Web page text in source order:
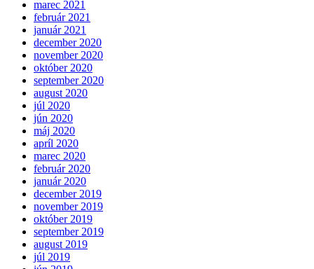
marec 2021
február 2021
január 2021
december 2020
november 2020
október 2020
september 2020
august 2020
júl 2020
jún 2020
máj 2020
apríl 2020
marec 2020
február 2020
január 2020
december 2019
november 2019
október 2019
september 2019
august 2019
júl 2019